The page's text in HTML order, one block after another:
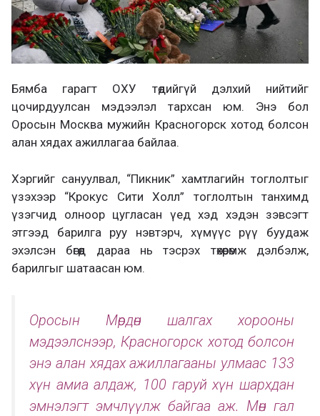
Бямба гарагт ОХУ төдийгүй дэлхий нийтийг
цочирдуулсан мэдээлэл тархсан юм. Энэ бол
Оросын Москва мужийн Красногорск хотод болсон
алан хядах ажиллагаа байлаа.
Хэргийг сануулвал, “Пикник” хамтлагийн тоглолтыг
үзэхээр “Крокус Сити Холл” тоглолтын танхимд
үзэгчид олноор цугласан үед хэд хэдэн зэвсэгт
этгээд барилга руу нэвтэрч, хүмүүс рүү буудаж
эхэлсэн бөгөөд дараа нь тэсрэх төхөөрөмж дэлбэлж,
барилгыг шатаасан юм.
Оросын Мөрдөн шалгах хорооны
мэдээлснээр, Красногорск хотод болсон
энэ алан хядах ажиллагааны улмаас 133
хүн амиа алдаж, 100 гаруй хүн шархдан
эмнэлэгт эмчлүүлж байгаа аж. Мөн гал